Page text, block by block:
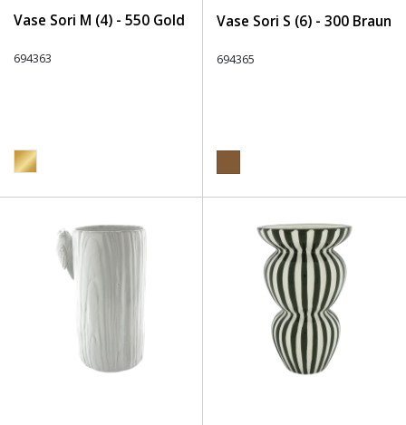
Vase Sori M (4) - 550 Gold
694363
Vase Sori S (6) - 300 Braun
694365